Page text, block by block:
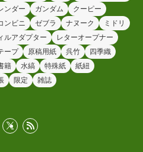
ンダー ガンダム
クーピー
ンビニ ゼブラ ナヌーク
ミドリ
ルアダプター
レターオープナー
ープ 原稿用紙 呉竹
四季織
籍 水縞 特殊紙
紙紐
限定 雑誌